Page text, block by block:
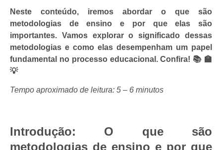
Neste conteúdo, iremos abordar o que são
metodologias de ensino e por que elas são
importantes. Vamos explorar o significado dessas
metodologias e como elas desempenham um papel
fundamental no processo educacional. Confira! 📚 🏫
💡
Tempo aproximado de leitura: 5 – 6 minutos
Introdução: O que são
metodologias de ensino e por que